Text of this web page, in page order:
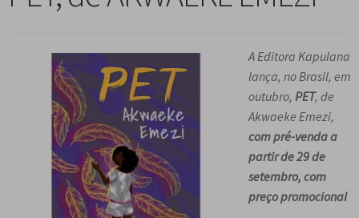
nm
n
e
e
i
m
e
n
u
d
e
s
c
i
r
m
e
n
u
d
e
n
d
i
r
m
e
n
u
A Editora Kapulana
lança, no Brasil, em
outubro, PET, de
Akwaeke Emezi,
com pré-venda a
partir de 29 de
setembro, com
preço promocional